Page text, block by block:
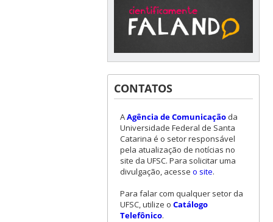
CONTATOS
AAgência de Comunicaçãoda
Universidade Federal de Santa
Catarina é o setor responsável
pela atualização de notícias no
site da UFSC. Para solicitar uma
divulgação, acesse o site.
Para falar com qualquer setor da
UFSC, utilize o Catálogo
Telefônico.